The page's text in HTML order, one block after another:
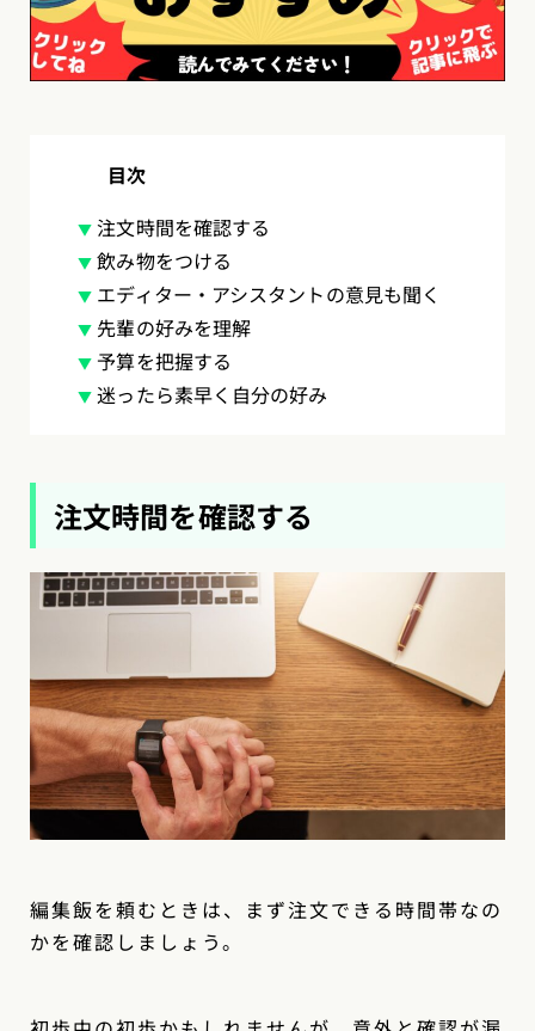
目次
注文時間を確認する
飲み物をつける
エディター・アシスタントの意見も聞く
先輩の好みを理解
予算を把握する
迷ったら素早く自分の好み
注文時間を確認する
編集飯を頼むときは、まず注文できる時間帯なの
かを確認しましょう。